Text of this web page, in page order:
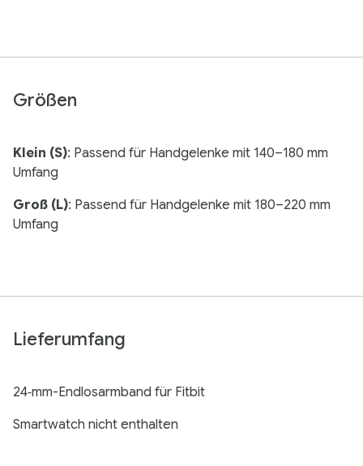
Größen
Klein (S): Passend für Handgelenke mit 140–180 mm
Umfang
Groß (L): Passend für Handgelenke mit 180–220 mm
Umfang
Lieferumfang
24‑mm-Endlosarmband für Fitbit
Smartwatch nicht enthalten